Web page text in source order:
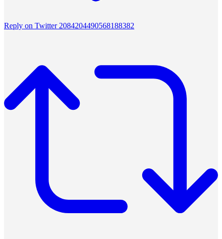
Reply on Twitter 2084204490568188382